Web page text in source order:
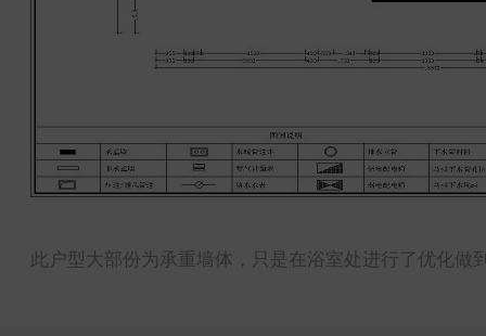
此户型大部份为承重墙体，只是在浴室处进行了优化